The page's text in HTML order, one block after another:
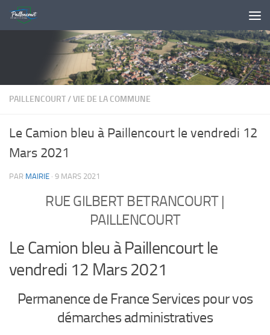
Skip to content
PAILLENCOURT/VIE DE LA COMMUNE
Le Camion bleu à Paillencourt le vendredi 12
Mars 2021
PAR MAIRIE · 9 MARS 2021
RUE GILBERT BETRANCOURT |
PAILLENCOURT
Le Camion bleu à Paillencourt le
vendredi 12 Mars 2021
Permanence de France Services pour vos
démarches administratives